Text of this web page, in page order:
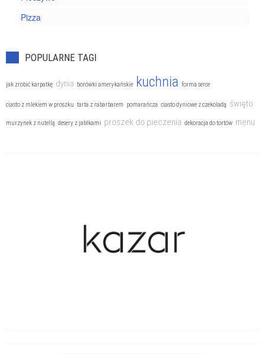
Pizza
POPULARNE TAGI
jak zrobić karpatkę dynia borówki amerykańskie kuchnia forma serce
ciasto z mlekiem w proszku tarta z rabarbarem pomarańcza ciasto dyniowe z czekoladą święto
murzynek z nutellą desery z jabłkami proszek do pieczenia dekoracja do tortów menu